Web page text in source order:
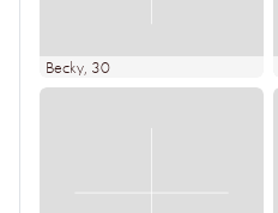
Becky, 30